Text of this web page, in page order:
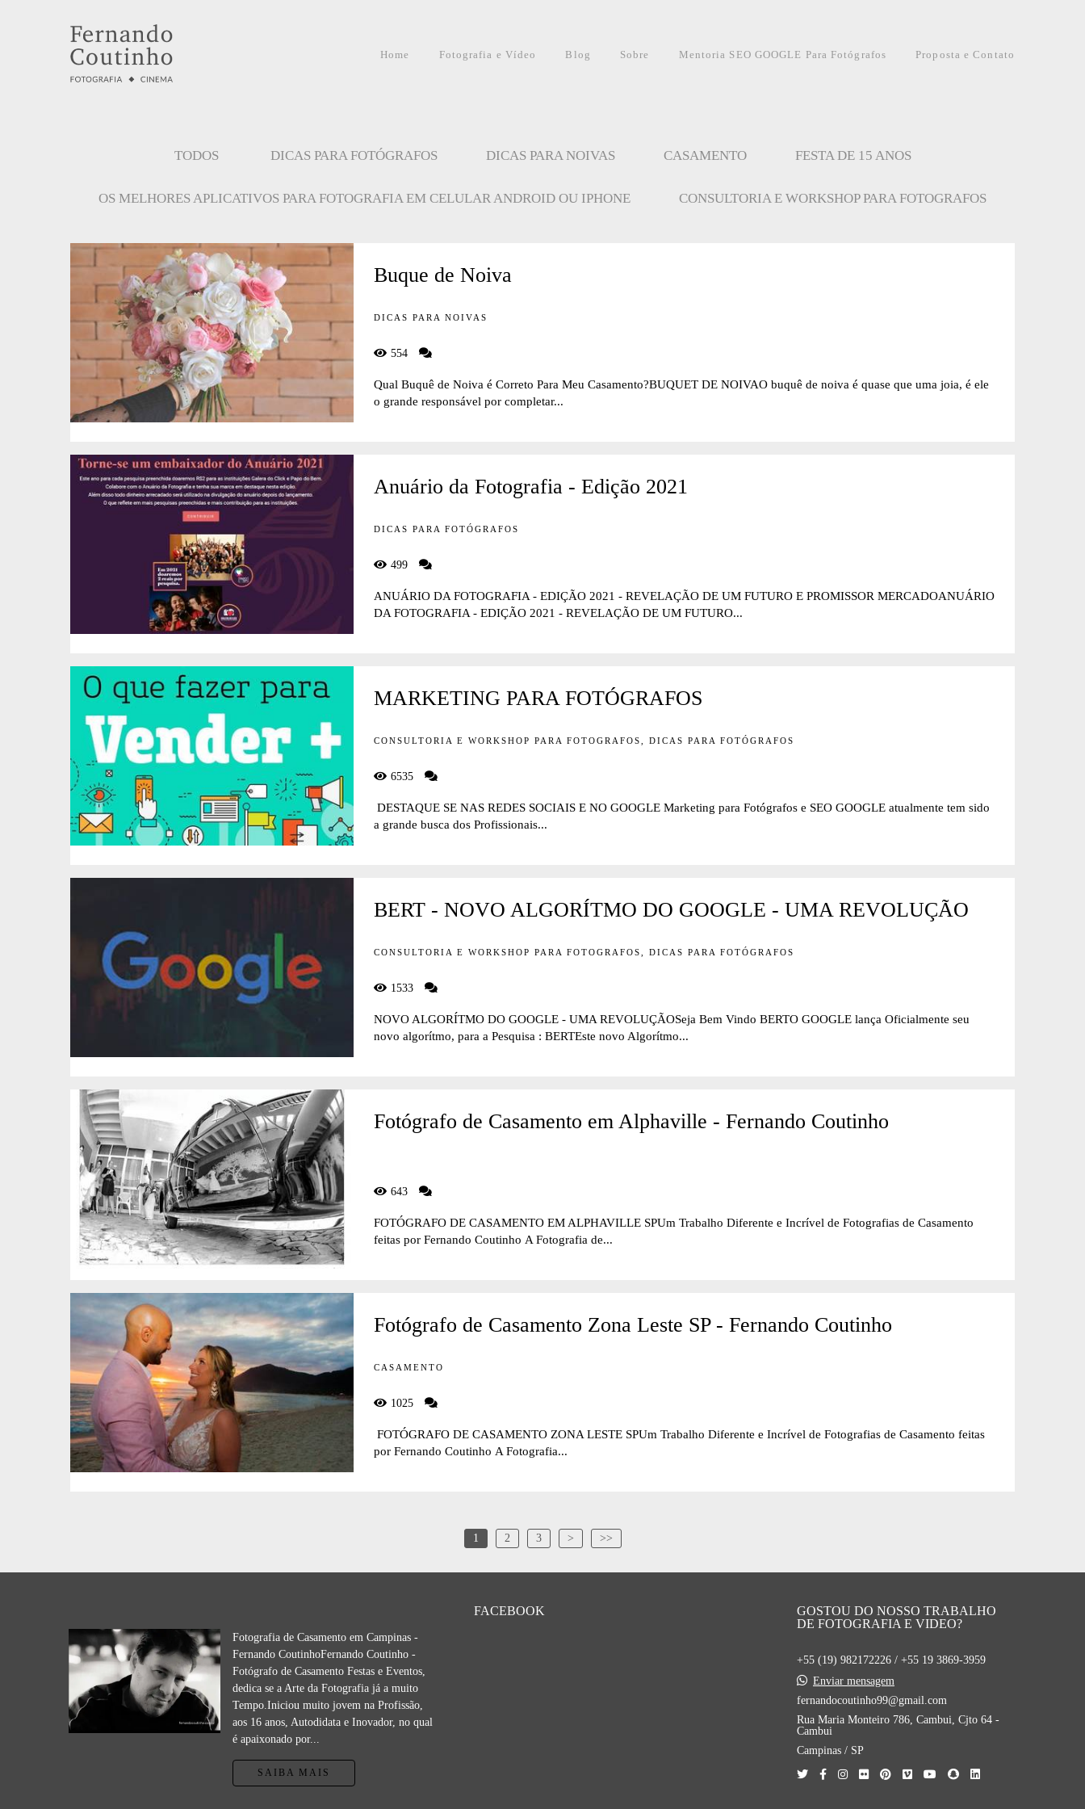
Home Fotografia e Vídeo Blog Sobre Mentoria SEO GOOGLE Para Fotógrafos Proposta e Contato
TODOS DICAS PARA FOTÓGRAFOS DICAS PARA NOIVAS CASAMENTO FESTA DE 15 ANOS
OS MELHORES APLICATIVOS PARA FOTOGRAFIA EM CELULAR ANDROID OU IPHONE CONSULTORIA E WORKSHOP PARA FOTOGRAFOS
Buque de Noiva
DICAS PARA NOIVAS
554
Qual Buquê de Noiva é Correto Para Meu Casamento?BUQUET DE NOIVAO buquê de noiva é quase que uma joia, é ele
o grande responsável por completar...
Anuário da Fotografia - Edição 2021
DICAS PARA FOTÓGRAFOS
499
ANUÁRIO DA FOTOGRAFIA - EDIÇÃO 2021 - REVELAÇÃO DE UM FUTURO E PROMISSOR MERCADOANUÁRIO
DA FOTOGRAFIA - EDIÇÃO 2021 - REVELAÇÃO DE UM FUTURO...
MARKETING PARA FOTÓGRAFOS
CONSULTORIA E WORKSHOP PARA FOTOGRAFOS, DICAS PARA FOTÓGRAFOS
6535
DESTAQUE SE NAS REDES SOCIAIS E NO GOOGLE Marketing para Fotógrafos e SEO GOOGLE atualmente tem sido
a grande busca dos Profissionais...
BERT - NOVO ALGORÍTMO DO GOOGLE - UMA REVOLUÇÃO
CONSULTORIA E WORKSHOP PARA FOTOGRAFOS, DICAS PARA FOTÓGRAFOS
1533
NOVO ALGORÍTMO DO GOOGLE - UMA REVOLUÇÃOSeja Bem Vindo BERTO GOOGLE lança Oficialmente seu
novo algorítmo, para a Pesquisa : BERTEste novo Algorítmo...
Fotógrafo de Casamento em Alphaville - Fernando Coutinho
643
FOTÓGRAFO DE CASAMENTO EM ALPHAVILLE SPUm Trabalho Diferente e Incrível de Fotografias de Casamento
feitas por Fernando Coutinho A Fotografia de...
Fotógrafo de Casamento Zona Leste SP - Fernando Coutinho
CASAMENTO
1025
FOTÓGRAFO DE CASAMENTO ZONA LESTE SPUm Trabalho Diferente e Incrível de Fotografias de Casamento feitas
por Fernando Coutinho A Fotografia...
1 2 3 > >>
Fotografia de Casamento em Campinas -
Fernando CoutinhoFernando Coutinho -
Fotógrafo de Casamento Festas e Eventos,
dedica se a Arte da Fotografia já a muito
Tempo.Iniciou muito jovem na Profissão,
aos 16 anos, Autodidata e Inovador, no qual
é apaixonado por...
SAIBA MAIS
FACEBOOK
GOSTOU DO NOSSO TRABALHO
DE FOTOGRAFIA E VIDEO?
+55 (19) 982172226 / +55 19 3869-3959
Enviar mensagem
fernandocoutinho99@gmail.com
Rua Maria Monteiro 786, Cambui, Cjto 64 -
Cambui
Campinas / SP